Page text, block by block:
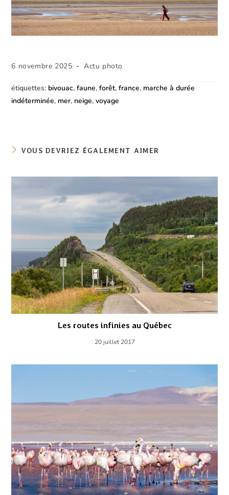
Publication
6 novembre 2025
Post
Actu photo
étiquettes: bivouac, faune, forêt, france, marche à durée
indéterminée, mer, neige, voyage
VOUS DEVRIEZ ÉGALEMENT AIMER
Les routes infinies au Québec
20 juillet 2017